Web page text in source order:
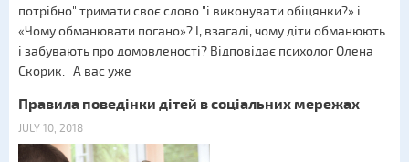
потрібно" тримати своє слово "і виконувати обіцянки?» і
«Чому обманювати погано»? І, взагалі, чому діти обманюють
і забувають про домовленості? Відповідає психолог Олена
Скорик. А вас уже
Правила поведінки дітей в соціальних мережах
JULY 10, 2018